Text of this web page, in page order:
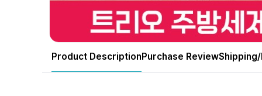
Product DescriptionPurchase Review